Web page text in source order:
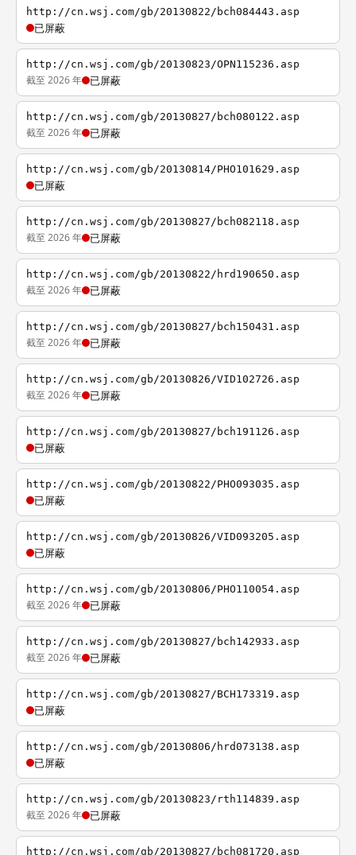
http://cn.wsj.com/gb/20130822/bch084443.asp
已屏蔽
http://cn.wsj.com/gb/20130823/OPN115236.asp
截至 2026 年 已屏蔽
http://cn.wsj.com/gb/20130827/bch080122.asp
截至 2026 年 已屏蔽
http://cn.wsj.com/gb/20130814/PHO101629.asp
已屏蔽
http://cn.wsj.com/gb/20130827/bch082118.asp
截至 2026 年 已屏蔽
http://cn.wsj.com/gb/20130822/hrd190650.asp
截至 2026 年 已屏蔽
http://cn.wsj.com/gb/20130827/bch150431.asp
截至 2026 年 已屏蔽
http://cn.wsj.com/gb/20130826/VID102726.asp
截至 2026 年 已屏蔽
http://cn.wsj.com/gb/20130827/bch191126.asp
已屏蔽
http://cn.wsj.com/gb/20130822/PHO093035.asp
已屏蔽
http://cn.wsj.com/gb/20130826/VID093205.asp
已屏蔽
http://cn.wsj.com/gb/20130806/PHO110054.asp
截至 2026 年 已屏蔽
http://cn.wsj.com/gb/20130827/bch142933.asp
截至 2026 年 已屏蔽
http://cn.wsj.com/gb/20130827/BCH173319.asp
已屏蔽
http://cn.wsj.com/gb/20130806/hrd073138.asp
已屏蔽
http://cn.wsj.com/gb/20130823/rth114839.asp
截至 2026 年 已屏蔽
http://cn.wsj.com/gb/20130827/bch081720.asp